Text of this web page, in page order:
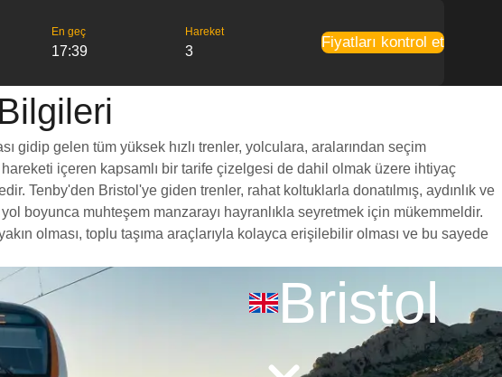
En geç
17:39
Hareket
3
Fiyatları kontrol et
gidip gelen tüm yüksek hızlı trenler, yolculara, aralarından seçim
içeren kapsamlı bir tarife çizelgesi de dahil olmak üzere ihtiyaç
Tenby'den Bristol'ye giden trenler, rahat koltuklarla donatılmış, aydınlık ve
boyunca muhteşem manzarayı hayranlıkla seyretmek için mükemmeldir.
olması, toplu taşıma araçlarıyla kolayca erişilebilir olması ve bu sayede
Bristol